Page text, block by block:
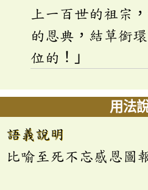
上一百世的祖宗
的恩典，結草銜
位的！」
用法
語義說明
比喻至死不忘感恩圖